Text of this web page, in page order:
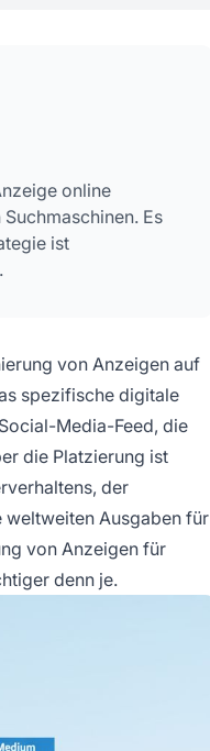
online
Es
ist
von Anzeigen auf
spezifische digitale
Media-Feed, die
die Platzierung ist
der
weltweiten Ausgaben für
von Anzeigen für
denn je.